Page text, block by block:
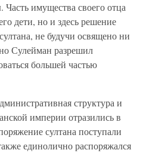
имущества своего отца
дети, но и здесь решение
не будучи освящено ни
Сулейман разрешил
большей частью
структура и
империи отразились в
султана поступали
единолично распоряжался